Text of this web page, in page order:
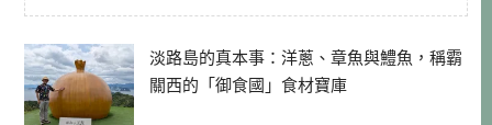
淡路島的真本事：洋蔥、章魚與鱧魚，稱霸
關西的「御食國」食材寶庫